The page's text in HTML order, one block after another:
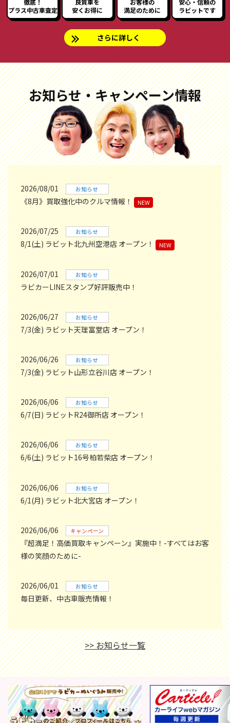
徹底！
プラス中古車査定
良質車を
安くお得に
お客様の
満足のために
安心・信頼の
ラビットです
さらに詳しく
お知らせ・キャンペーン情報
2026/08/01 お知らせ
《8月》買取強化中のクルマ情報！ NEW
2026/07/25 お知らせ
8/1(土) ラビット北九州空港店 オープン！ NEW
2026/07/01 お知らせ
ラビカーLINEスタンプ好評販売中！
2026/06/27 お知らせ
7/3(金) ラビット天理富堂店 オープン！
2026/06/26 お知らせ
7/3(金) ラビット山形立谷川店 オープン！
2026/06/06 お知らせ
6/7(日) ラビットR24御所店 オープン！
2026/06/06 お知らせ
6/6(土) ラビット16号柏若柴店 オープン！
2026/06/06 お知らせ
6/1(月) ラビット北大宮店 オープン！
2026/06/06 キャンペーン
『超満足！高価買取キャンペーン』実施中！-すべてはお客
様の笑顔のために-
2026/06/01 お知らせ
毎日更新、中古車販売情報！
>> お知らせ一覧